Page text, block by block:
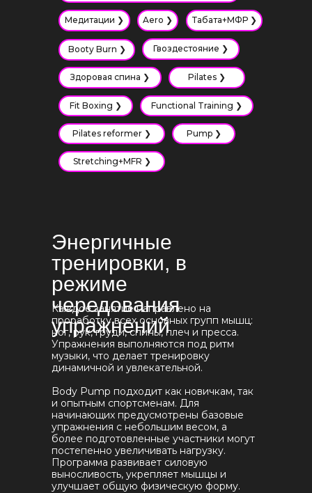
Aero ❯
Медитации ❯ Табата+МФР ❯
Гвоздестояние ❯
Booty Burn ❯
Pilates ❯
Здоровая спина ❯
Fit Boxing ❯ Functional Training ❯
Pump ❯
Stretching+MFR ❯
Pilates reformer ❯
Каждое занятие направлено на
проработку всех основных групп мышц:
ног, рук, груди, спины, плеч и пресса.
Упражнения выполняются под ритм
музыки, что делает тренировку
динамичной и увлекательной.
Body Pump подходит как новичкам, так
и опытным спортсменам. Для
начинающих предусмотрены базовые
упражнения с небольшим весом, а
более подготовленные участники могут
постепенно увеличивать нагрузку.
Программа развивает силовую
выносливость, укрепляет мышцы и
улучшает общую физическую форму.
Энергичные
тренировки, в
режиме
чередования
упражнений